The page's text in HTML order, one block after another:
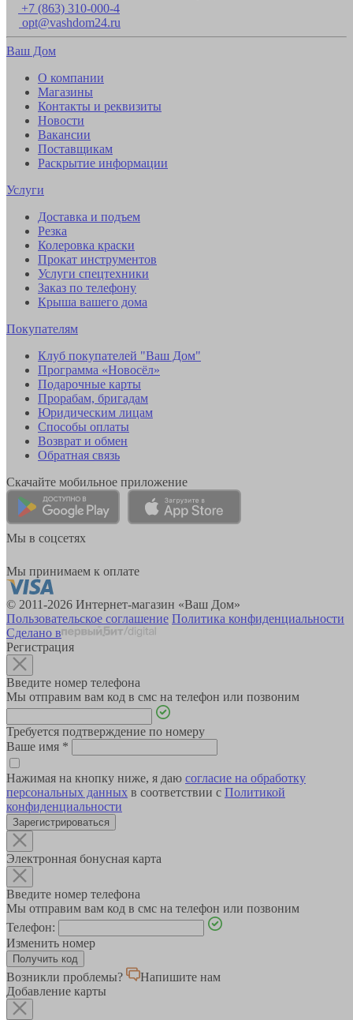
+7 (863) 310-000-4
opt@vashdom24.ru
Ваш Дом
О компании
Магазины
Контакты и реквизиты
Новости
Вакансии
Поставщикам
Раскрытие информации
Услуги
Доставка и подъем
Резка
Колеровка краски
Прокат инструментов
Услуги спецтехники
Заказ по телефону
Крыша вашего дома
Покупателям
Клуб покупателей "Ваш Дом"
Программа «Новосёл»
Подарочные карты
Прорабам, бригадам
Юридическим лицам
Способы оплаты
Возврат и обмен
Обратная связь
Скачайте мобильное приложение
Мы в соцсетях
Мы принимаем к оплате
© 2011-2026 Интернет-магазин «Ваш Дом»
Пользовательское соглашение Политика конфиденциальности
Сделано в
Регистрация
Введите номер телефона
Мы отправим вам код в смс на телефон или позвоним
Требуется подтверждение по номеру
Ваше имя *
Нажимая на кнопку ниже, я даю согласие на обработку
персональных данных в соответствии с Политикой
конфиденциальности
Зарегистрироваться
Электронная бонусная карта
Введите номер телефона
Мы отправим вам код в смс на телефон или позвоним
Телефон:
Изменить номер
Возникли проблемы?
Напишите нам
Добавление карты